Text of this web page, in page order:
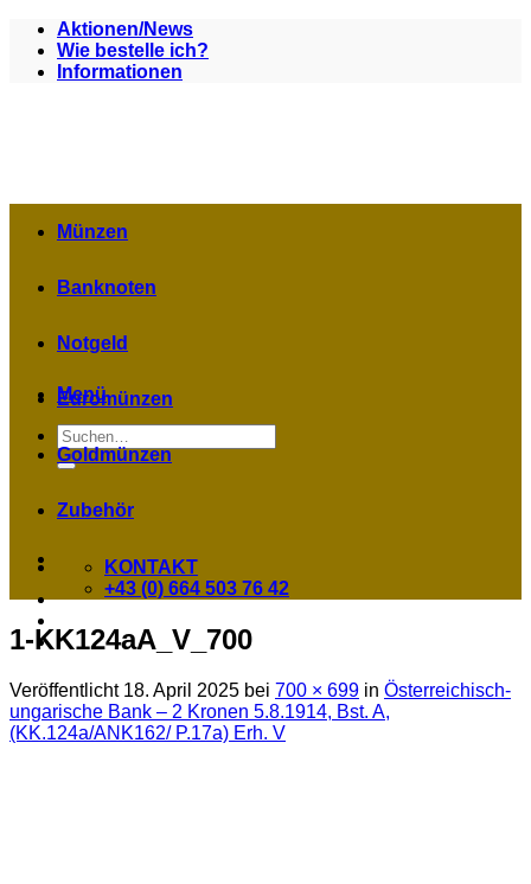
Zum
Inhalt
springen
Aktionen/News
Wie bestelle ich?
Informationen
Menü
Suchen
nach:
Münzen
Banknoten
Notgeld
Euromünzen
Goldmünzen
Zubehör
KONTAKT
+43 (0) 664 503 76 42
1-KK124aA_V_700
Veröffentlicht 18. April 2025 bei 700 × 699 in Österreichisch-
ungarische Bank – 2 Kronen 5.8.1914, Bst. A,
(KK.124a/ANK162/ P.17a) Erh. V